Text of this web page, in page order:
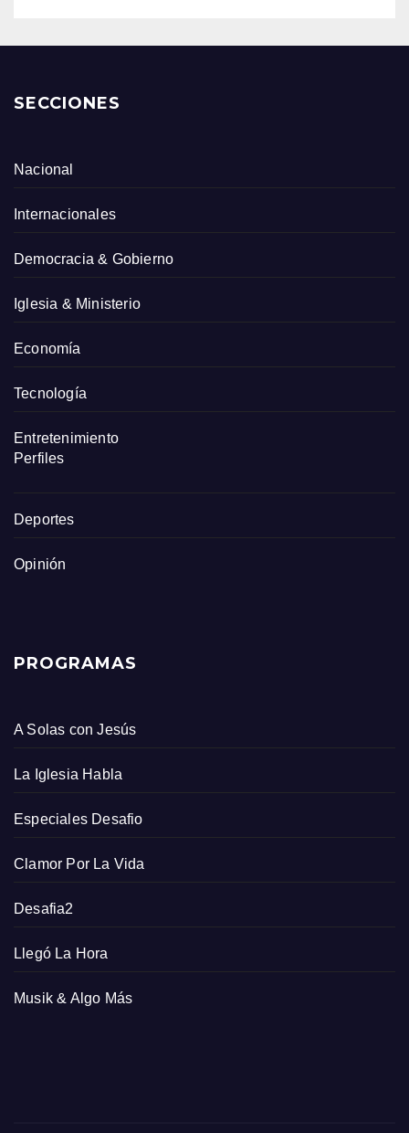
SECCIONES
Nacional
Internacionales
Democracia & Gobierno
Iglesia & Ministerio
Economía
Tecnología
Entretenimiento
Perfiles
Deportes
Opinión
PROGRAMAS
A Solas con Jesús
La Iglesia Habla
Especiales Desafio
Clamor Por La Vida
Desafia2
Llegó La Hora
Musik & Algo Más